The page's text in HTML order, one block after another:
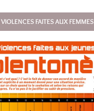
FAITES AUX FEMMES